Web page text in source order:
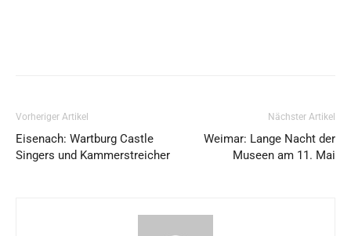
Vorheriger Artikel
Eisenach: Wartburg Castle
Singers und Kammerstreicher
Nächster Artikel
Weimar: Lange Nacht der
Museen am 11. Mai